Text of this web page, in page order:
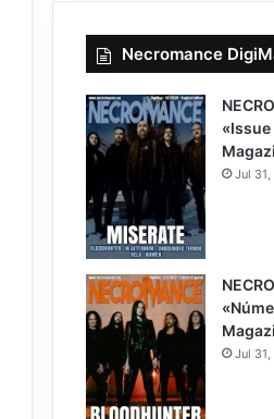
Necromance
«Issue
Jul
Jul